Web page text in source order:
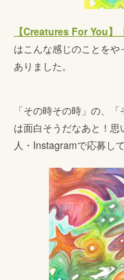
【Creatures For You】
はこんな感じのことを
ありました。
「その時その時」の、
は面白そうだなあと！
人・Instagramで応募し